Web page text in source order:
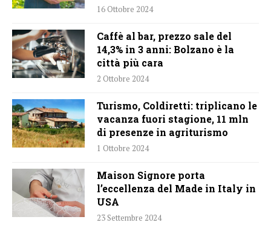
16 Ottobre 2024
Caffè al bar, prezzo sale del
14,3% in 3 anni: Bolzano è la
città più cara
2 Ottobre 2024
Turismo, Coldiretti: triplicano le
vacanza fuori stagione, 11 mln
di presenze in agriturismo
1 Ottobre 2024
Maison Signore porta
l’eccellenza del Made in Italy in
USA
23 Settembre 2024